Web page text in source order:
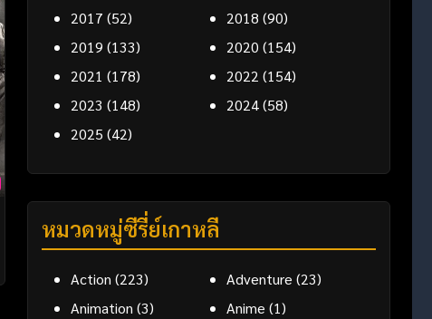
2017 (52) 2018 (90)
2019 (133) 2020 (154)
2021 (178) 2022 (154)
2023 (148) 2024(58)
2025 (42)
หมวดหมู่ซีรี่ย์เกาหลี
Action (223) Adventure (23)
Animation (3) Anime (1)